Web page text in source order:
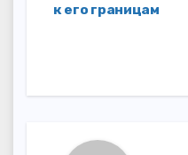
к его границам